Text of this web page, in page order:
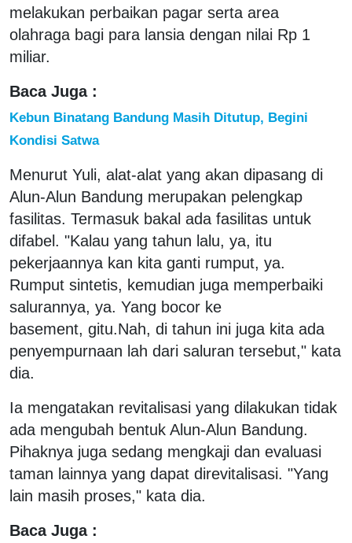
melakukan perbaikan pagar serta area
olahraga bagi para lansia dengan nilai Rp 1
miliar.
Baca Juga :
Kebun Binatang Bandung Masih Ditutup, Begini
Kondisi Satwa
Menurut Yuli, alat-alat yang akan dipasang di
Alun-Alun Bandung merupakan pelengkap
fasilitas. Termasuk bakal ada fasilitas untuk
difabel. "Kalau yang tahun lalu, ya, itu
pekerjaannya kan kita ganti rumput, ya.
Rumput sintetis, kemudian juga memperbaiki
salurannya, ya. Yang bocor ke
basement, gitu.Nah, di tahun ini juga kita ada
penyempurnaan lah dari saluran tersebut," kata
dia.
Ia mengatakan revitalisasi yang dilakukan tidak
ada mengubah bentuk Alun-Alun Bandung.
Pihaknya juga sedang mengkaji dan evaluasi
taman lainnya yang dapat direvitalisasi. "Yang
lain masih proses," kata dia.
Baca Juga :